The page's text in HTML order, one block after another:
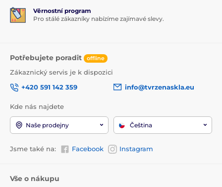
Věrnostní program
Pro stálé zákazníky nabízíme zajímavé slevy.
Potřebujete poradit offline
Zákaznický servis je k dispozici
+420 591 142 359
info@tvrzenaskla.eu
Kde nás najdete
Naše prodejny Čeština
Jsme také na: Facebook Instagram
Vše o nákupu